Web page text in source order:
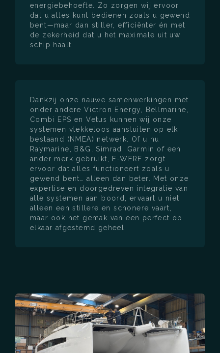
energiebehoefte. Zo zorgen wij ervoor
dat u alles kunt bedienen zoals u gewend
bent—maar dan stiller, efficiënter én met
de zekerheid dat u het maximale uit uw
schip haalt.
Dankzij onze nauwe samenwerkingen met
onder andere Victron Energy, Bellmarine,
Combi EPS en Vetus kunnen wij onze
systemen vlekkeloos aansluiten op elk
bestaand (NMEA) netwerk. Of u nu
Raymarine, B&G, Simrad, Garmin of een
ander merk gebruikt, E-WERF zorgt
ervoor dat alles functioneert zoals u
gewend bent… alleen dan beter. Met onze
expertise en doorgedreven integratie van
alle systemen aan boord, ervaart u niet
alleen een stillere en schonere vaart,
maar ook het gemak van een perfect op
elkaar afgestemd geheel.